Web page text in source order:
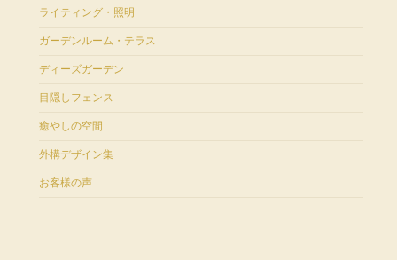
ライティング・照明
ガーデンルーム・テラス
ディーズガーデン
目隠しフェンス
癒やしの空間
外構デザイン集
お客様の声